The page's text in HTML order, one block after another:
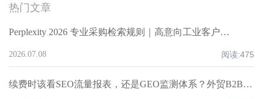
热门文章
Perplexity 2026 专业采购检索规则｜高意向工业客户 GEO 获客策略
2026.07.08 阅读:475
续费时该看SEO流量报表，还是GEO监测体系？外贸B2B企业判断增长证据的三层方法